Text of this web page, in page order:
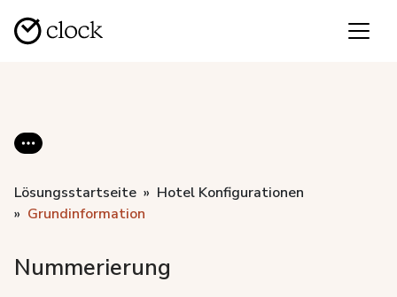
Lösungsstartseite
Hotel Konfigurationen
Grundinformation
Nummerierung